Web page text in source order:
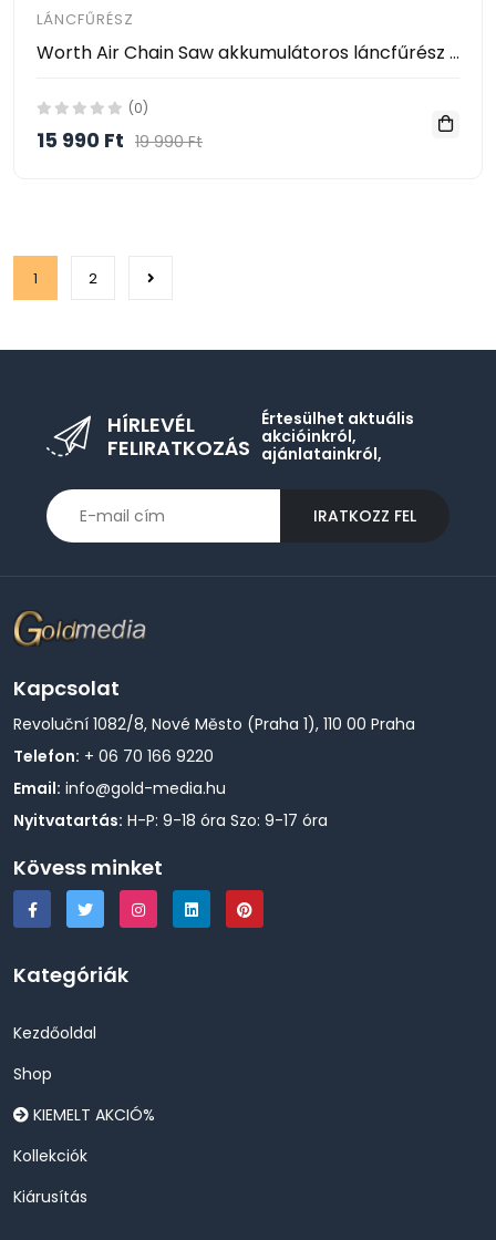
LÁNCFŰRÉSZ
Worth Air Chain Saw akkumulátoros láncfűrész - elektromos ágvágó fűrész
(0)
15 990 Ft 19 990 Ft
1 2
HÍRLEVÉL
FELIRATKOZÁS
Értesülhet aktuális
akcióinkról,
ajánlatainkról,
IRATKOZZ FEL
Kapcsolat
Revoluční 1082/8, Nové Město (Praha 1), 110 00 Praha
Telefon: + 06 70 166 9220
Email: info@gold-media.hu
Nyitvatartás: H-P: 9-18 óra Szo: 9-17 óra
Kövess minket
Kategóriák
Kezdőoldal
Shop
KIEMELT AKCIÓ%
Kollekciók
Kiárusítás